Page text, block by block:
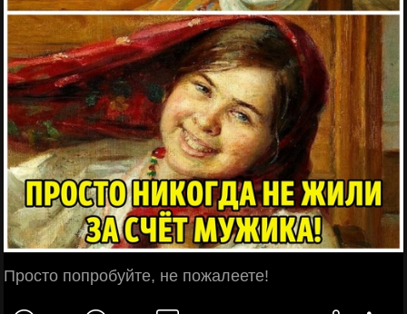
Просто попробуйте, не пожалеете!